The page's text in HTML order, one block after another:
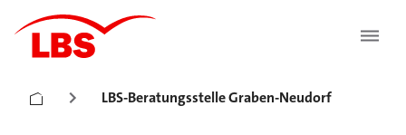
LBS-Beratungsstelle Graben-Neudorf